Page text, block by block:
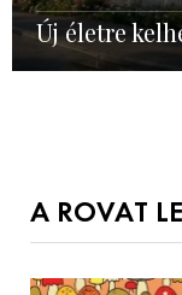
Új életre
A ROVAT